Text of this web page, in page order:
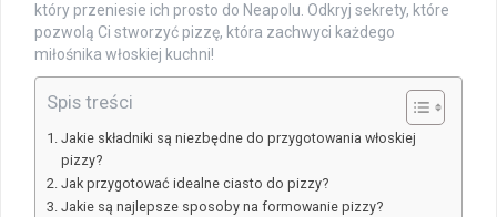
który przeniesie ich prosto do Neapolu. Odkryj sekrety, które
pozwolą Ci stworzyć pizzę, która zachwyci każdego
miłośnika włoskiej kuchni!
Spis treści
Jakie składniki są niezbędne do przygotowania włoskiej
pizzy?
Jak przygotować idealne ciasto do pizzy?
Jakie są najlepsze sposoby na formowanie pizzy?